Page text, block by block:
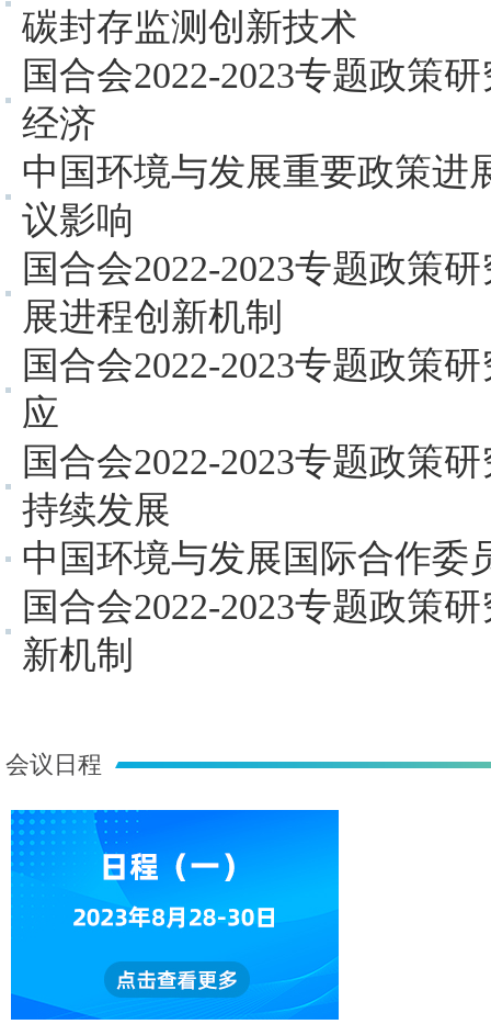
碳封存监测创新技术
国合会2022-2023专题政策
经济
中国环境与发展重要政策进
议影响
国合会2022-2023专题政策
展进程创新机制
国合会2022-2023专题政策
应
国合会2022-2023专题政策
持续发展
中国环境与发展国际合作委
国合会2022-2023专题政策
新机制
会议日程